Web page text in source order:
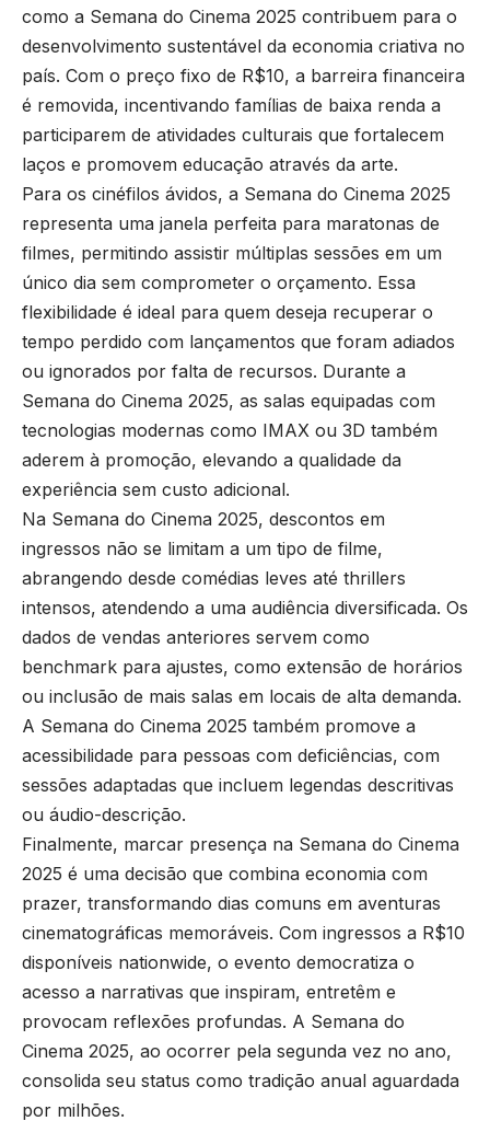
como a Semana do Cinema 2025 contribuem para o
desenvolvimento sustentável da economia criativa no
país. Com o preço fixo de R$10, a barreira financeira
é removida, incentivando famílias de baixa renda a
participarem de atividades culturais que fortalecem
laços e promovem educação através da arte.
Para os cinéfilos ávidos, a Semana do Cinema 2025
representa uma janela perfeita para maratonas de
filmes, permitindo assistir múltiplas sessões em um
único dia sem comprometer o orçamento. Essa
flexibilidade é ideal para quem deseja recuperar o
tempo perdido com lançamentos que foram adiados
ou ignorados por falta de recursos. Durante a
Semana do Cinema 2025, as salas equipadas com
tecnologias modernas como IMAX ou 3D também
aderem à promoção, elevando a qualidade da
experiência sem custo adicional.
Na Semana do Cinema 2025, descontos em
ingressos não se limitam a um tipo de filme,
abrangendo desde comédias leves até thrillers
intensos, atendendo a uma audiência diversificada. Os
dados de vendas anteriores servem como
benchmark para ajustes, como extensão de horários
ou inclusão de mais salas em locais de alta demanda.
A Semana do Cinema 2025 também promove a
acessibilidade para pessoas com deficiências, com
sessões adaptadas que incluem legendas descritivas
ou áudio-descrição.
Finalmente, marcar presença na Semana do Cinema
2025 é uma decisão que combina economia com
prazer, transformando dias comuns em aventuras
cinematográficas memoráveis. Com ingressos a R$10
disponíveis nationwide, o evento democratiza o
acesso a narrativas que inspiram, entretêm e
provocam reflexões profundas. A Semana do
Cinema 2025, ao ocorrer pela segunda vez no ano,
consolida seu status como tradição anual aguardada
por milhões.